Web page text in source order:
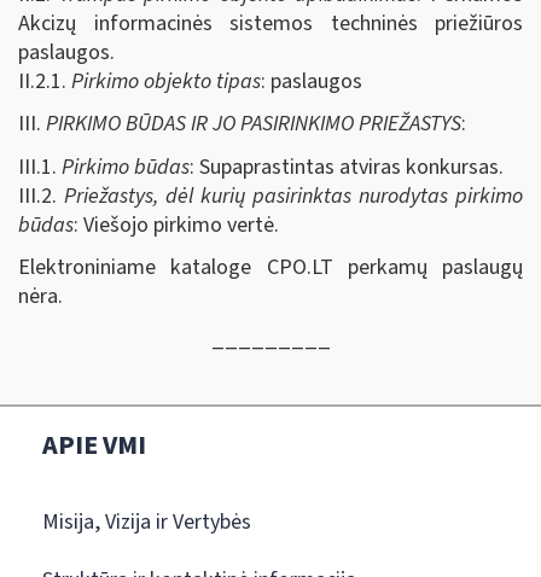
Akcizų informacinės sistemos techninės priežiūros
paslaugos.
II.2.1. Pirkimo objekto tipas: paslaugos
III. PIRKIMO BŪDAS IR JO PASIRINKIMO PRIEŽASTYS:
III.1. Pirkimo būdas: Supaprastintas atviras konkursas.
III.2. Priežastys, dėl kurių pasirinktas nurodytas pirkimo
būdas: Viešojo pirkimo vertė.
Elektroniniame kataloge CPO.LT perkamų paslaugų
nėra.
APIE VMI
Misija, Vizija ir Vertybės